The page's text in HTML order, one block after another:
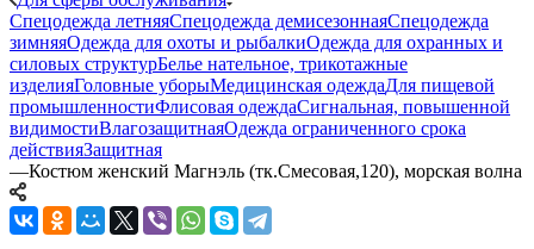
Спецодежда летняяСпецодежда демисезоннаяСпецодежда
зимняяОдежда для охоты и рыбалкиОдежда для охранных и
силовых структурБелье нательное, трикотажные
изделияГоловные уборыМедицинская одеждаДля пищевой
промышленностиФлисовая одеждаСигнальная, повышенной
видимостиВлагозащитнаяОдежда ограниченного срока
действияЗащитная
—Костюм женский Магнэль (тк.Смесовая,120), морская волна